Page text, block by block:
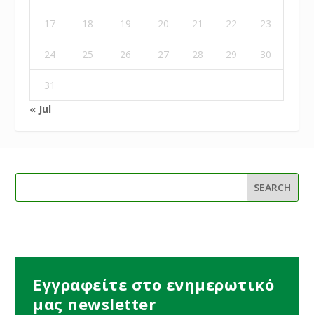
17 18 19 20 21 22 23
24 25 26 27 28 29 30
31
« Jul
Εγγραφείτε στο ενημερωτικό
μας newsletter